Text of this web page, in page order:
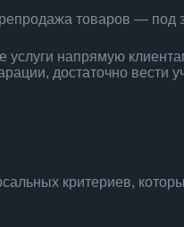
товаров — под
услуги напрямую
достаточно вести
критериев,